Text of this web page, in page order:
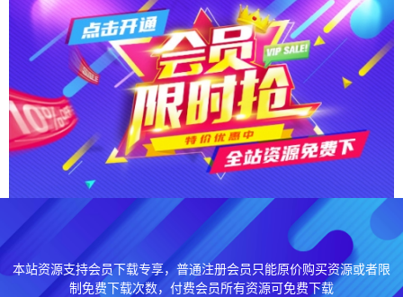
本站资源支持会员下载专享，普通注册会员只能原价购买资源或者限
制免费下载次数，付费会员所有资源可免费下载